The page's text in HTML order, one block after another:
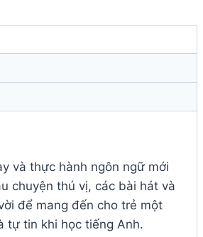
và thực hành ngôn ngữ mới
chuyện thú vị, các bài hát và
để mang đến cho trẻ một
tự tin khi học tiếng Anh.